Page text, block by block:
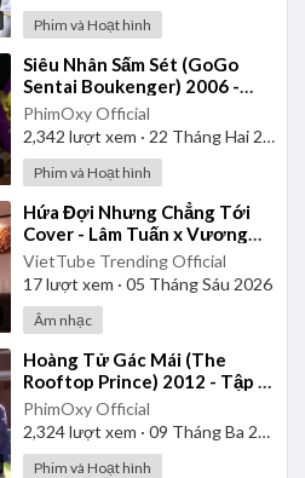
Phim và Hoạt hình
⁣Siêu Nhân Sấm Sét (GoGo
Sentai Boukenger) 2006 -
Tập 1 | Thuyết Minh
PhimOxy Official
2,342 lượt xem · 22 Tháng Hai 2025
Phim và Hoạt hình
⁣Hứa Đợi Nhưng Chẳng Tới
Cover - Lâm Tuấn x Vương
Thiên Tuấn - Kiều Chi
VietTube Trending Official
17lượt xem · 05 Tháng Sáu 2026
Âm nhạc
⁣Hoàng Tử Gác Mái (The
Rooftop Prince) 2012 - Tập 1
| Lồng Tiếng
PhimOxy Official
2,324lượt xem · 09 Tháng Ba 2025
Phim và Hoạt hình